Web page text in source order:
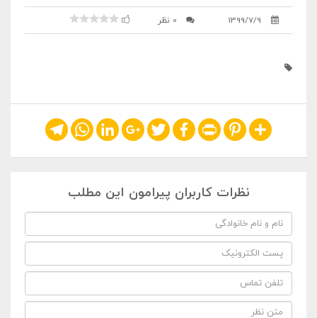
1399/7/9 0 نظر
Share
Pinterest
Print
Facebook
Twitter
Google+
LinkedIn
WhatsApp
Telegram
نظرات کاربران پیرامون این مطلب